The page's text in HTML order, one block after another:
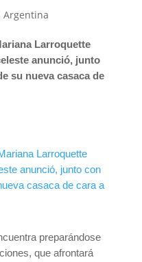
Argentina
Larroquette
anunció, junto
su nueva casaca de
preparándose
que afrontará